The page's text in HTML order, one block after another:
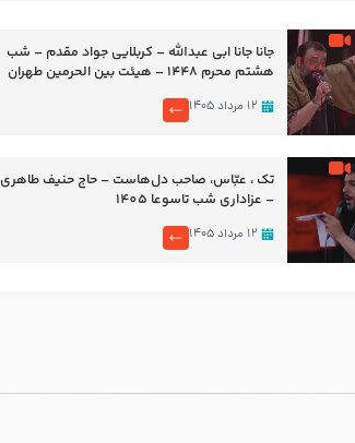
جانا جانا ابی عبدالله – کربلایی جواد مقدم – شب
هشتم محرم 1448 – هیئت بین الحرمین طهران
۱۲ مرداد ۱۴۰۵
تک ، عبّاس، صاحب دل‌هاست – حاج حنیف طاهری
– عزاداری شب تاسوعا 1405
۱۲ مرداد ۱۴۰۵